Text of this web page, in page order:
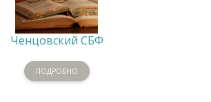
Ченцовский СБФ
ПОДРОБНО